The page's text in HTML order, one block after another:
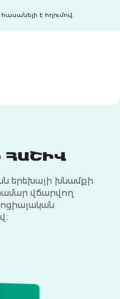
է հղումով:
ՀԱՇԻՎ
երեխայի խնամքի
վճարվող